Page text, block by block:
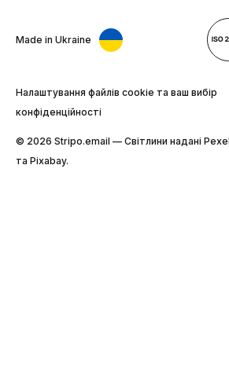
Made in Ukraine
Налаштування файлів cookie та ваш вибір
конфіденційності
© 2026 Stripо.email — Світлини надані
та Pixabay.